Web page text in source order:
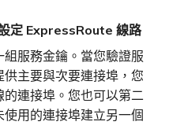
登入 Megaport Portal
Latitude.sh
Oracle Cloud Infrastructure
OVHcloud MCR 連線
Salesforce MCR 連線
定 ExpressRoute 線路
服務金鑰。當您驗證服
主要與次要連接埠，您
連接埠。您也可以第二
用的連接埠建立另一個